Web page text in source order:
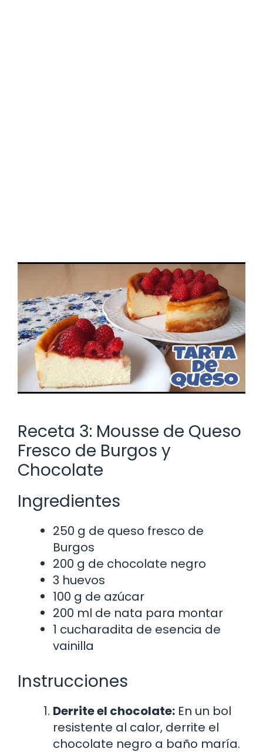
Receta 3: Mousse de Queso
Fresco de Burgos y
Chocolate
Ingredientes
250 g de queso fresco de
Burgos
200 g de chocolate negro
3 huevos
100 g de azúcar
200 ml de nata para montar
1 cucharadita de esencia de
vainilla
Instrucciones
Derrite el chocolate: En un bol
resistente al calor, derrite el
chocolate negro a baño maría.